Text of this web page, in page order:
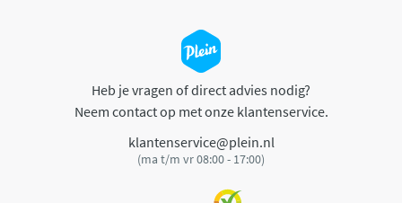
Heb je vragen of direct advies nodig?
Neem contact op met onze klantenservice.
klantenservice@plein.nl
(ma t/m vr 08:00 - 17:00)